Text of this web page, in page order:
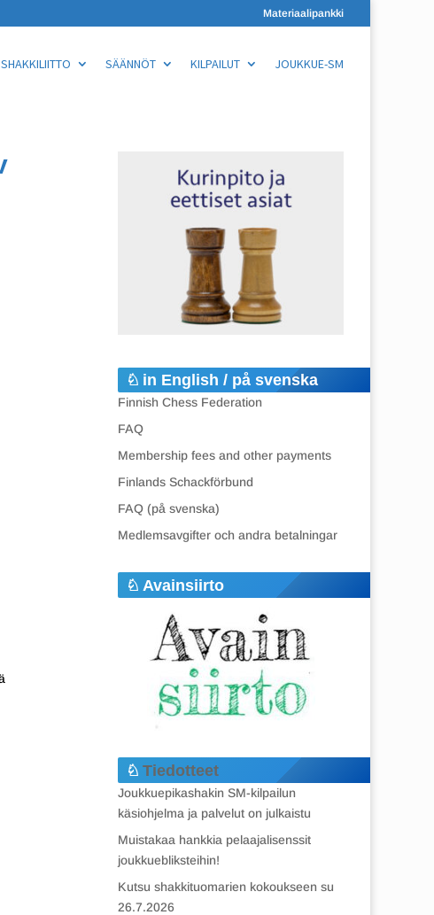
Materiaalipankki
SHAKKILIITTO SÄÄNNÖT KILPAILUT JOUKKUE-SM
in English / på svenska
Finnish Chess Federation
FAQ
Membership fees and other payments
Finlands Schackförbund
FAQ (på svenska)
Medlemsavgifter och andra betalningar
Avainsiirto
Tiedotteet
Joukkuepikashakin SM-kilpailun
käsiohjelma ja palvelut on julkaistu
Muistakaa hankkia pelaajalisenssit
joukkuebliksteihin!
Kutsu shakkituomarien kokoukseen su
26.7.2026